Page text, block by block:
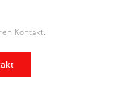
Kontakt.